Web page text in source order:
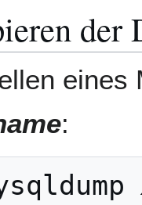
der
eines
: